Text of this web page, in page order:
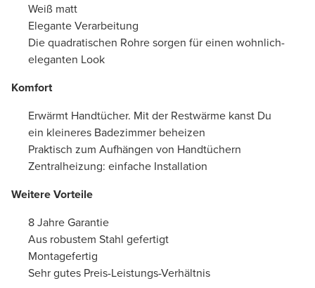
Weiß matt
Elegante Verarbeitung
Die quadratischen Rohre sorgen für einen wohnlich-
eleganten Look
Komfort
Erwärmt Handtücher. Mit der Restwärme kanst Du
ein kleineres Badezimmer beheizen
Praktisch zum Aufhängen von Handtüchern
Zentralheizung: einfache Installation
Weitere Vorteile
8 Jahre Garantie
Aus robustem Stahl gefertigt
Montagefertig
Sehr gutes Preis-Leistungs-Verhältnis